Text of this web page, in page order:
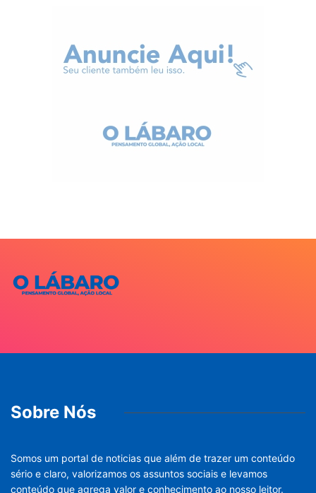
Sobre Nós
Somos um portal de noticias que além de trazer um conteúdo
sério e claro, valorizamos os assuntos sociais e levamos
conteúdo que agrega valor e conhecimento ao nosso leitor.